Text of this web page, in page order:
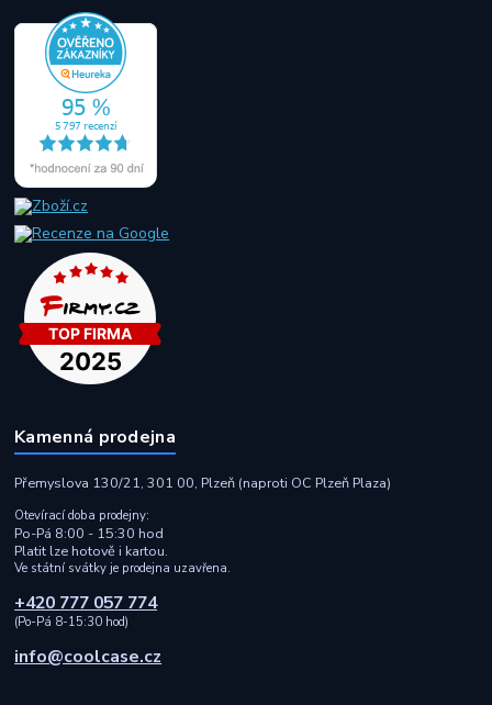
Kamenná prodejna
Přemyslova 130/21, 301 00, Plzeň (naproti OC Plzeň Plaza)
Otevírací doba prodejny:
Po-Pá 8:00 - 15:30 hod
Platit lze hotově i kartou.
Ve státní svátky je prodejna uzavřena.
+420 777 057 774
(Po-Pá 8-15:30 hod)
info@coolcase.cz